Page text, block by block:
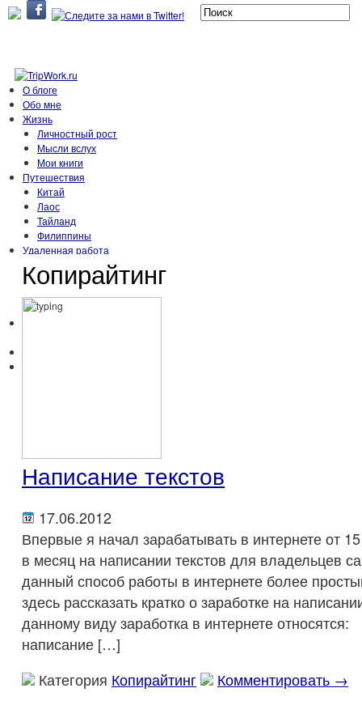
О блоге
Обо мне
Жизнь
Личностный рост
Мысли вслух
Мои книги
Путешествия
Китай
Лаос
Тайланд
Филиппины
Удаленная работа
Игры о путешествиях
Копирайтинг
Сдача недвижимости
Онлайн бизнес
Копирайтинг
Написание текстов
17.06.2012
Впервые я начал зарабатывать в интернете от
в месяц на написании текстов для владельцев
данный способ работы в интернете более
здесь рассказать кратко о заработке на
данному виду заработка в интернете
написание […]
Категория Копирайтинг Комментировать →